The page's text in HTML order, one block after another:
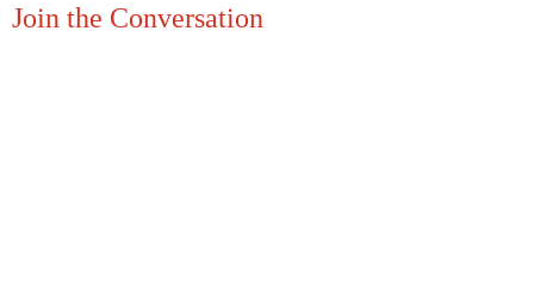
Join the Conversation